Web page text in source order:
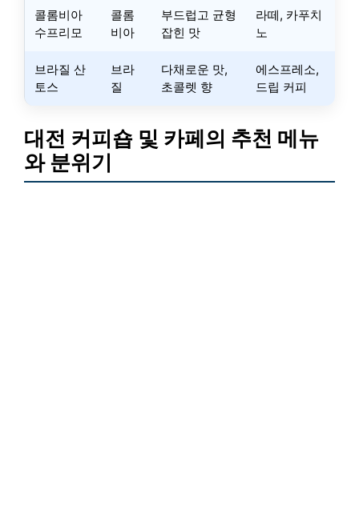
콜롬비아
수프리모
콜롬
비아
부드럽고 균형
잡힌 맛
라떼, 카푸치
노
브라질 산
토스
브라
질
다채로운 맛,
초콜렛 향
에스프레소,
드립 커피
대전 커피숍 및 카페의 추천 메뉴
와 분위기